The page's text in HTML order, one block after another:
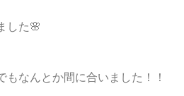
した🌸
なんとか間に合いました！！